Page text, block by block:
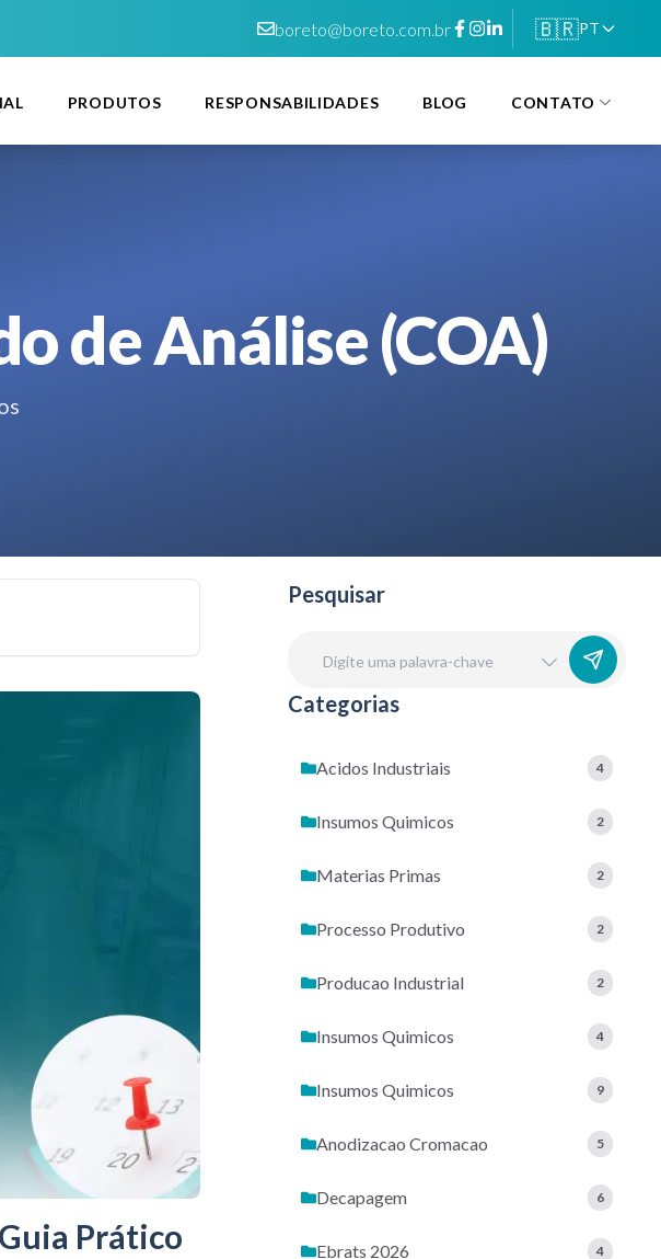
boreto@boreto.com.br 🇧🇷PT
PRODUTOS RESPONSABILIDADES BLOG CONTATO
de Análise (COA)
Prático
Pesquisar
Categorias
Acidos Industriais 4
Insumos Quimicos 2
Materias Primas 2
Processo Produtivo 2
Producao Industrial 2
Insumos Quimicos 4
Insumos Quimicos 9
Anodizacao Cromacao 5
Decapagem 6
Ebrats 2026 4